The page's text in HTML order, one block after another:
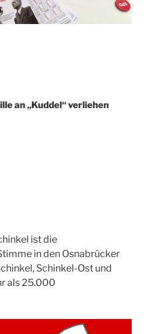
an „Kuddel“ verliehen
ist die
in den Osnabrücker
Schinkel-Ost und
als 25.000